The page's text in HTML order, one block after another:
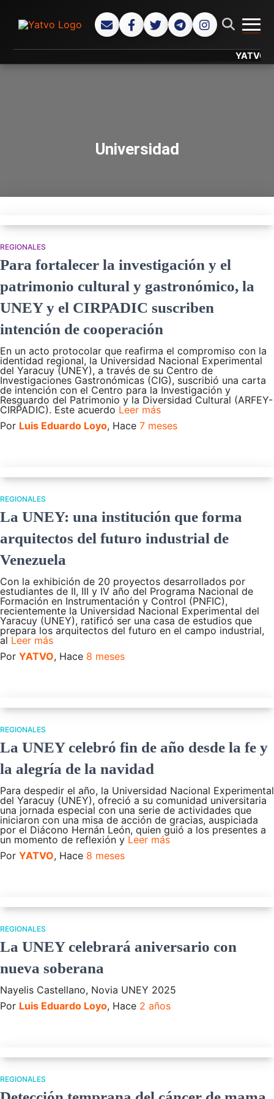
YATVO...
Universidad
REGIONALES
Para fortalecer la investigación y el
patrimonio cultural y gastronómico, la
UNEY y el CIRPADIC suscriben
intención de cooperación
En un acto protocolar que reafirma el compromiso con la
identidad regional, la Universidad Nacional Experimental
del Yaracuy (UNEY), a través de su Centro de
Investigaciones Gastronómicas (CIG), suscribió una carta
de intención con el Centro para la Investigación y
Resguardo del Patrimonio y la Diversidad Cultural (ARFEY-
CIRPADIC). Este acuerdo Leer más
Por Luis Eduardo Loyo, Hace 7 meses
REGIONALES
La UNEY: una institución que forma
arquitectos del futuro industrial de
Venezuela
Con la exhibición de 20 proyectos desarrollados por
estudiantes de II, III y IV año del Programa Nacional de
Formación en Instrumentación y Control (PNFIC),
recientemente la Universidad Nacional Experimental del
Yaracuy (UNEY), ratificó ser una casa de estudios que
prepara los arquitectos del futuro en el campo industrial,
al Leer más
Por YATVO, Hace 8 meses
REGIONALES
La UNEY celebró fin de año desde la fe y
la alegría de la navidad
Para despedir el año, la Universidad Nacional Experimental
del Yaracuy (UNEY), ofreció a su comunidad universitaria
una jornada especial con una serie de actividades que
iniciaron con una misa de acción de gracias, auspiciada
por el Diácono Hernán León, quien guió a los presentes a
un momento de reflexión y Leer más
Por YATVO, Hace 8 meses
REGIONALES
La UNEY celebrará aniversario con
nueva soberana
Nayelis Castellano, Novia UNEY 2025
Por Luis Eduardo Loyo, Hace 2 años
REGIONALES